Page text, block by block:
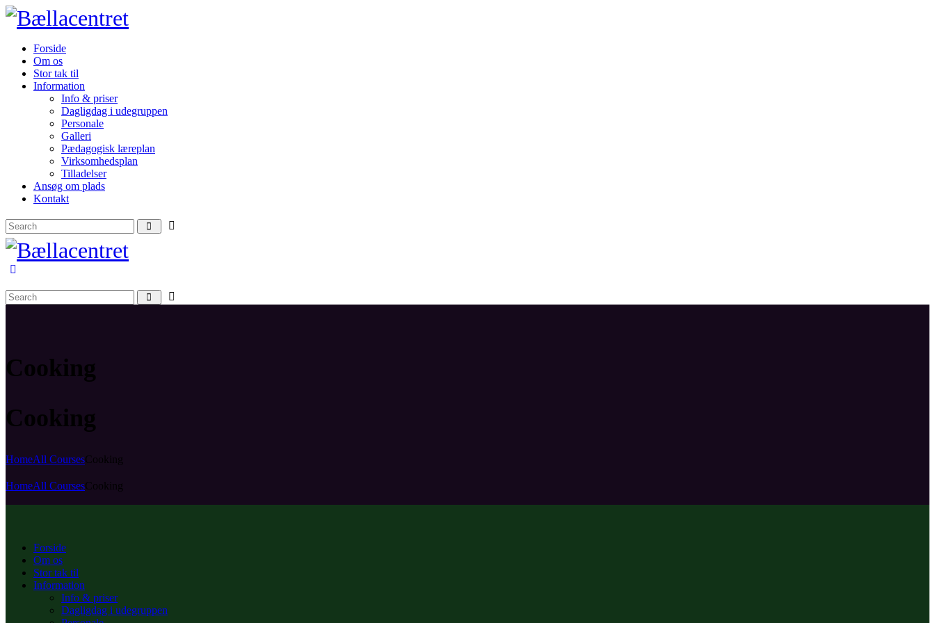
Forside
Om os
Stor tak til
Information
Info & priser
Dagligdag i udegruppen
Personale
Galleri
Pædagogisk læreplan
Virksomhedsplan
Tilladelser
Ansøg om plads
Kontakt
Cooking
Cooking
HomeAll CoursesCooking
HomeAll CoursesCooking
Forside
Om os
Stor tak til
Information
Info & priser
Dagligdag i udegruppen